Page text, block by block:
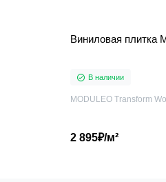
Виниловая плитка
В наличии
MODULEO Transform
2 895₽/м²